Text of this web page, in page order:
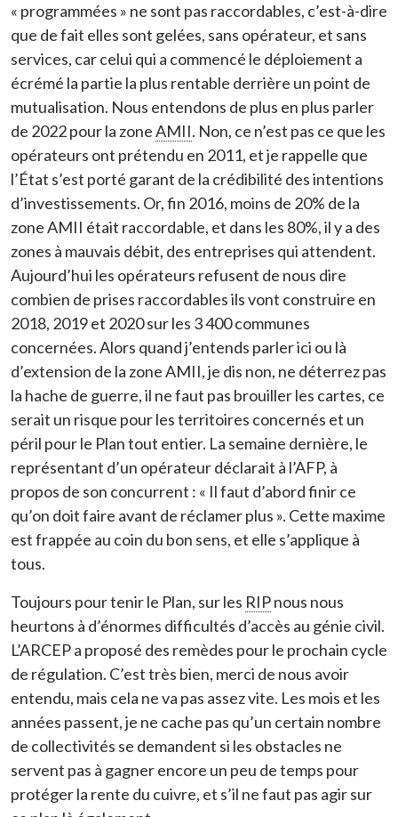
« programmées » ne sont pas raccordables, c’est-à-dire
que de fait elles sont gelées, sans opérateur, et sans
services, car celui qui a commencé le déploiement a
écrémé la partie la plus rentable derrière un point de
mutualisation. Nous entendons de plus en plus parler
de 2022 pour la zoneAMII. Non, ce n’est pas ce que les
opérateurs ont prétendu en 2011, et je rappelle que
l’État s’est porté garant de la crédibilité des intentions
d’investissements. Or, fin 2016, moins de 20% de la
zone AMII était raccordable, et dans les 80%, il y a des
zones à mauvais débit, des entreprises qui attendent.
Aujourd’hui les opérateurs refusent de nous dire
combien de prises raccordables ils vont construire en
2018, 2019 et 2020 sur les 3 400 communes
concernées. Alors quand j’entends parler ici ou là
d’extension de la zone AMII, je dis non, ne déterrez pas
la hache de guerre, il ne faut pas brouiller les cartes, ce
serait un risque pour les territoires concernés et un
péril pour le Plan tout entier. La semaine dernière, le
représentant d’un opérateur déclarait à l’AFP, à
propos de son concurrent : « Il faut d’abord finir ce
qu’on doit faire avant de réclamer plus ». Cette maxime
est frappée au coin du bon sens, et elle s’applique à
tous.
Toujours pour tenir le Plan, sur les RIPnous nous
heurtons à d’énormes difficultés d’accès au génie civil.
L’ARCEP a proposé des remèdes pour le prochain cycle
de régulation. C’est très bien, merci de nous avoir
entendu, mais cela ne va pas assez vite. Les mois et les
années passent, je ne cache pas qu’un certain nombre
de collectivités se demandent si les obstacles ne
servent pas à gagner encore un peu de temps pour
protéger la rente du cuivre, et s’il ne faut pas agir sur